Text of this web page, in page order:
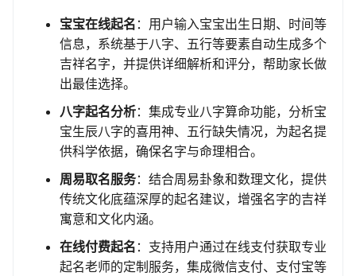
宝宝在线起名 ：用户输入宝宝出生日期、时间等
信息，系统基于八字、五行等要素自动生成多个
吉祥名字，并提供详细解析和评分，帮助家长做
出最佳选择。
八字起名分析：集成专业八字算命功能，分析宝
宝生辰八字的喜用神、五行缺失情况，为起名提
供科学依据，确保名字与命理相合。
周易取名服务：结合周易卦象和数理文化，提供
传统文化底蕴深厚的起名建议，增强名字的吉祥
寓意和文化内涵。
在线付费起名 ：支持用户通过在线支付获取专业
起名老师的定制服务，集成微信支付、支付宝等